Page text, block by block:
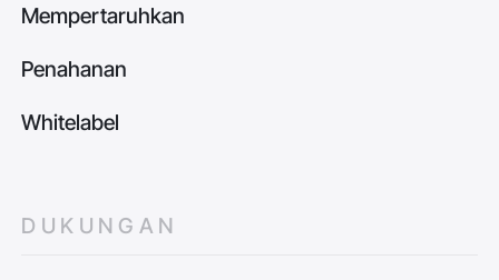
Mempertaruhkan
Penahanan
Whitelabel
DUKUNGAN